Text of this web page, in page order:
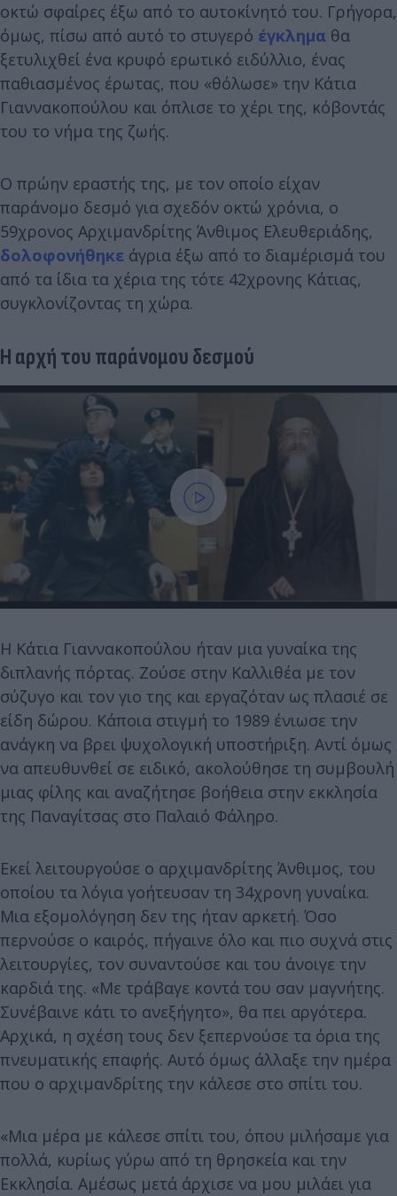
οκτώ σφαίρες έξω από το αυτοκίνητό του. Γρήγορα,
όμως, πίσω από αυτό το στυγερό έγκλημα θα
ξετυλιχθεί ένα κρυφό ερωτικό ειδύλλιο, ένας
παθιασμένος έρωτας, που «θόλωσε» την Κάτια
Γιαννακοπούλου και όπλισε το χέρι της, κόβοντάς
του το νήμα της ζωής.
Ο πρώην εραστής της, με τον οποίο είχαν
παράνομο δεσμό για σχεδόν οκτώ χρόνια, ο
59χρονος Αρχιμανδρίτης Άνθιμος Eλευθεριάδης,
δολοφονήθηκε άγρια έξω από το διαμέρισμά του
από τα ίδια τα χέρια της τότε 42χρονης Κάτιας,
συγκλονίζοντας τη χώρα.
Η αρχή του παράνομου δεσμού
Η Κάτια Γιαννακοπούλου ήταν μια γυναίκα της
διπλανής πόρτας. Ζούσε στην Καλλιθέα με τον
σύζυγο και τον γιο της και εργαζόταν ως πλασιέ σε
είδη δώρου. Κάποια στιγμή το 1989 ένιωσε την
ανάγκη να βρει ψυχολογική υποστήριξη. Αντί όμως
να απευθυνθεί σε ειδικό, ακολούθησε τη συμβουλή
μιας φίλης και αναζήτησε βοήθεια στην εκκλησία
της Παναγίτσας στο Παλαιό Φάληρο.
Εκεί λειτουργούσε ο αρχιμανδρίτης Άνθιμος, του
οποίου τα λόγια γοήτευσαν τη 34χρονη γυναίκα.
Μια εξομολόγηση δεν της ήταν αρκετή. Όσο
περνούσε ο καιρός, πήγαινε όλο και πιο συχνά στις
λειτουργίες, τον συναντούσε και του άνοιγε την
καρδιά της. «Με τράβαγε κοντά του σαν μαγνήτης.
Συνέβαινε κάτι το ανεξήγητο», θα πει αργότερα.
Αρχικά, η σχέση τους δεν ξεπερνούσε τα όρια της
πνευματικής επαφής. Αυτό όμως άλλαξε την ημέρα
που ο αρχιμανδρίτης την κάλεσε στο σπίτι του.
«Μια μέρα με κάλεσε σπίτι του, όπου μιλήσαμε για
πολλά, κυρίως γύρω από τη θρησκεία και την
Εκκλησία. Αμέσως μετά άρχισε να μου μιλάει για